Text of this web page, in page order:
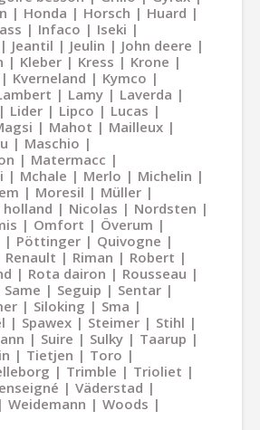
Honda Horsch
Huard
Infaco
Iseki
Jeantil Jeulin
John deere
Kleber Kress
Krone
Kverneland
Kymco
Lamy
Laverda
Lider Lipco
Lucas
Mahot
Mailleux
Maschio
Matermacc
Mchale Merlo
Michelin
Moresil
Müller
holland Nicolas
Nordsten
Omfort
Överum
Pöttinger
Quivogne
Renault Riman
Robert
Rota dairon
Rousseau
Same Seguip
Sentar
Siloking
Sma
Spawex Steimer
Stihl
Suire Sulky
Taarup
Tietjen
Toro
Trimble
Trioliet
Väderstad
Weidemann
Woods